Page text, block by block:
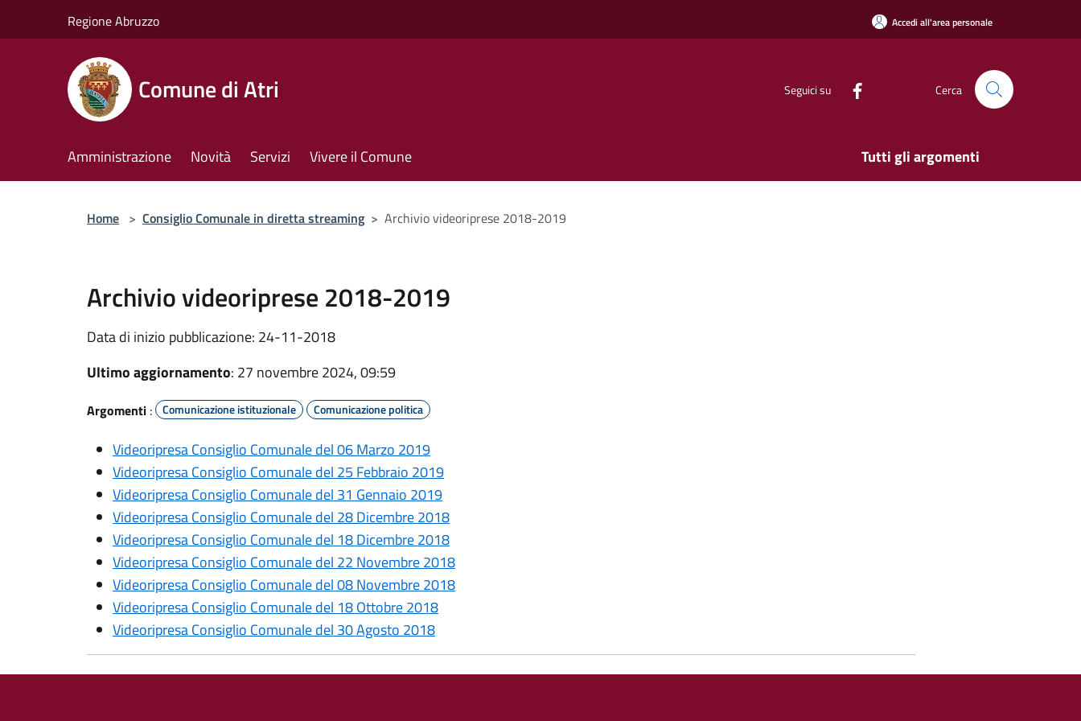
Regione Abruzzo Accedi all'area personale
Comune di Atri Seguici su Cerca
Amministrazione Novità Servizi Vivere il Comune Tutti gli argomenti
Home > Consiglio Comunale in diretta streaming > Archivio videoriprese 2018-2019
Archivio videoriprese 2018-2019
Data di inizio pubblicazione: 24-11-2018
Ultimo aggiornamento: 27 novembre 2024, 09:59
Argomenti : Comunicazione istituzionale Comunicazione politica
Videoripresa Consiglio Comunale del 06 Marzo 2019
Videoripresa Consiglio Comunale del 25 Febbraio 2019
Videoripresa Consiglio Comunale del 31 Gennaio 2019
Videoripresa Consiglio Comunale del 28 Dicembre 2018
Videoripresa Consiglio Comunale del 18 Dicembre 2018
Videoripresa Consiglio Comunale del 22 Novembre 2018
Videoripresa Consiglio Comunale del 08 Novembre 2018
Videoripresa Consiglio Comunale del 18 Ottobre 2018
Videoripresa Consiglio Comunale del 30 Agosto 2018